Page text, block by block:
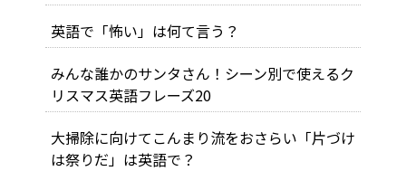
英語で「怖い」は何て言う？
みんな誰かのサンタさん！シーン別で使えるク
リスマス英語フレーズ20
大掃除に向けてこんまり流をおさらい「片づけ
は祭りだ」は英語で？